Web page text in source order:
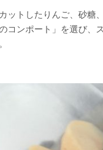
ットしたりんご、砂糖
コンポート」を選び、